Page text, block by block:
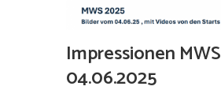
Impressionen MWS
04.06.2025